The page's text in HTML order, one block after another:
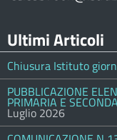
Ultimi Articoli
Chiusura Istituto
PUBBLICAZIONE
PRIMARIA E
Luglio 2026